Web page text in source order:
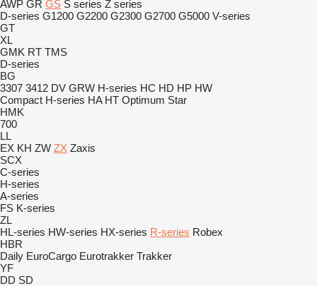
AWP GR GS S series Z series
D-series G1200 G2200 G2300 G2700 G5000 V-series
GT
XL
GMK RT TMS
D-series
BG
3307 3412 DV GRW H-series HC HD HP HW
Compact H-series HA HT Optimum Star
HMK
700
LL
EX KH ZW ZX Zaxis
SCX
C-series
H-series
A-series
FS K-series
ZL
HL-series HW-series HX-series R-series Robex
HBR
Daily EuroCargo Eurotrakker Trakker
YF
DD SD